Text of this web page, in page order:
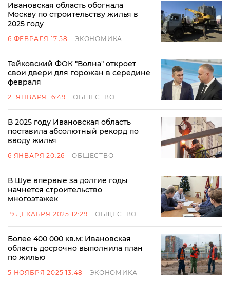
Ивановская область обогнала
Москву по строительству жилья в
2025 году
6 ФЕВРАЛЯ 17:58 ЭКОНОМИКА
Тейковский ФОК "Волна" откроет
свои двери для горожан в середине
февраля
21 ЯНВАРЯ 16:49 ОБЩЕСТВО
В 2025 году Ивановская область
поставила абсолютный рекорд по
вводу жилья
6 ЯНВАРЯ 20:26 ОБЩЕСТВО
В Шуе впервые за долгие годы
начнется строительство
многоэтажек
19 ДЕКАБРЯ 2025 12:29 ОБЩЕСТВО
Более 400 000 кв.м: Ивановская
область досрочно выполнила план
по жилью
5 НОЯБРЯ 2025 13:48 ЭКОНОМИКА